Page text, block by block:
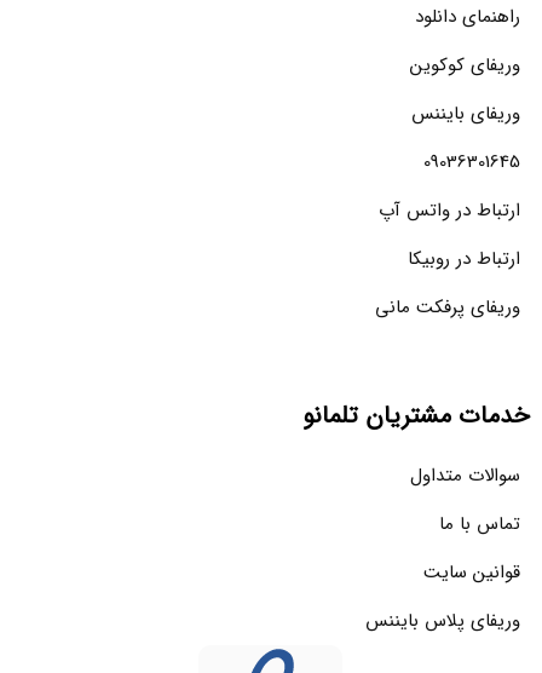
راهنمای دانلود
وریفای کوکوین
وریفای بایننس
09036301645
ارتباط در واتس آپ
ارتباط در روبیکا
وریفای پرفکت مانی
خدمات مشتریان تلمانو
سوالات متداول
تماس با ما
قوانین سایت
وریفای پلاس بایننس